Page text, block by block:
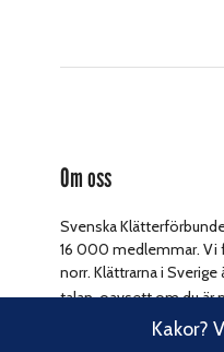
Om oss
Svenska
16 000 medlemmar. Vi
norr. Klättrarna i
talan, oavsett om du är
hållbarhetsarbete.
Kakor?